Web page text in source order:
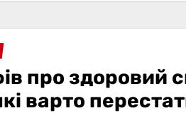
про здоровий
варто